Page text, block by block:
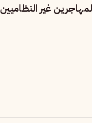
غير النظاميين